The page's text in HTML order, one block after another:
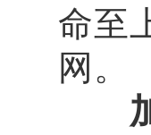
命至
网。